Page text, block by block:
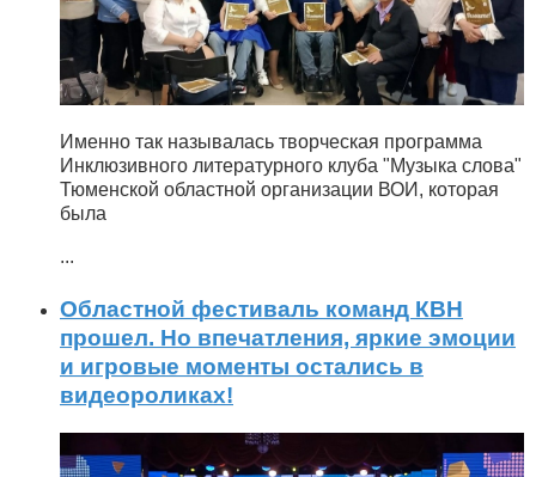
Именно так называлась творческая программа
Инклюзивного литературного клуба "Музыка слова"
Тюменской областной организации ВОИ, которая
была
...
Областной фестиваль команд КВН
прошел. Но впечатления, яркие эмоции
и игровые моменты остались в
видеороликах!